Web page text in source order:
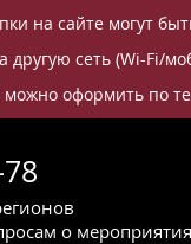
на сайте могут
сеть (Wi-Fi/
можно оформить по
о